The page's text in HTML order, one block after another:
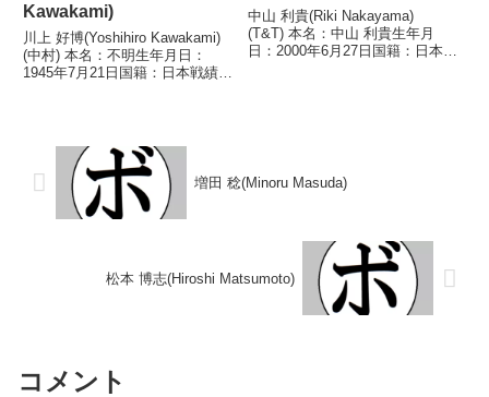
Kawakami)
川上 好博(Yoshihiro Kawakami)
(中村) 本名：不明生年月日：
1945年7月21日国籍：日本戦績：
明) 鈴木 恒夫(興...
中山 利貴(Riki Nakayama)
(T&T) 本名：中山 利貴生年月
日：2000年6月27日国籍：日本戦
増田 稔(Minoru Masuda)
松本 博志(Hiroshi Matsumoto)
コメント